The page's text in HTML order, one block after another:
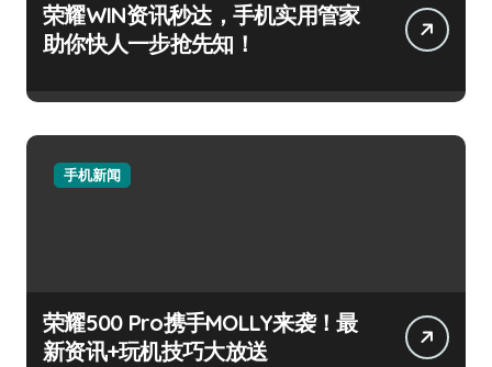
荣耀WIN资讯秒达，手机实用管家
助你快人一步抢先知！
手机新闻
荣耀500 Pro携手MOLLY来袭！最
新资讯+玩机技巧大放送